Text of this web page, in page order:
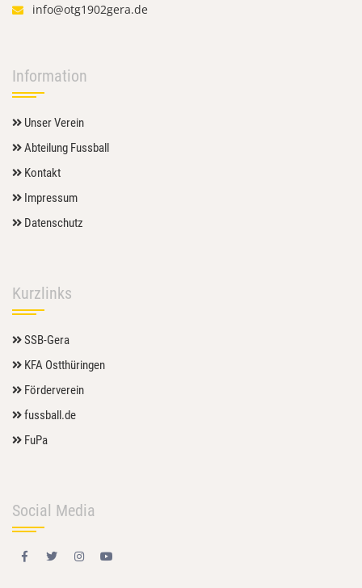
info@otg1902gera.de
Information
Unser Verein
Abteilung Fussball
Kontakt
Impressum
Datenschutz
Kurzlinks
SSB-Gera
KFA Ostthüringen
Förderverein
fussball.de
FuPa
Social Media